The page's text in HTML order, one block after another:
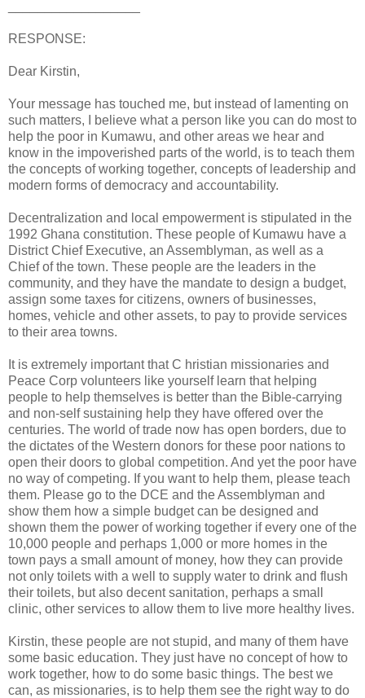
RESPONSE:
Dear Kirstin,
Your message has touched me, but instead of lamenting on
such matters, I believe what a person like you can do most to
help the poor in Kumawu, and other areas we hear and
know in the impoverished parts of the world, is to teach them
the concepts of working together, concepts of leadership and
modern forms of democracy and accountability.
Decentralization and local empowerment is stipulated in the
1992 Ghana constitution. These people of Kumawu have a
District Chief Executive, an Assemblyman, as well as a
Chief of the town. These people are the leaders in the
community, and they have the mandate to design a budget,
assign some taxes for citizens, owners of businesses,
homes, vehicle and other assets, to pay to provide services
to their area towns.
It is extremely important that C hristian missionaries and
Peace Corp volunteers like yourself learn that helping
people to help themselves is better than the Bible-carrying
and non-self sustaining help they have offered over the
centuries. The world of trade now has open borders, due to
the dictates of the Western donors for these poor nations to
open their doors to global competition. And yet the poor have
no way of competing. If you want to help them, please teach
them. Please go to the DCE and the Assemblyman and
show them how a simple budget can be designed and
shown them the power of working together if every one of the
10,000 people and perhaps 1,000 or more homes in the
town pays a small amount of money, how they can provide
not only toilets with a well to supply water to drink and flush
their toilets, but also decent sanitation, perhaps a small
clinic, other services to allow them to live more healthy lives.
Kirstin, these people are not stupid, and many of them have
some basic education. They just have no concept of how to
work together, how to do some basic things. The best we
can, as missionaries, is to help them see the right way to do